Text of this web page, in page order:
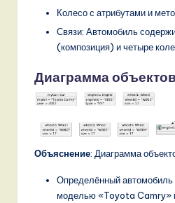
Колесо с атрибутами и
Связи: Автомобиль
(композиция) и четыре
Диаграмма объектов
Объяснение: Диаграмма
Определённый
моделью «Toyota Camry»